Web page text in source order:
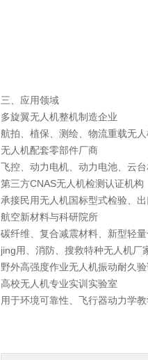
三、应用领域
多旋翼无人机整机制造企业
航拍、植保、测绘、物流重载无
无人机配套零部件厂商
飞控、动力电机、动力电池、云
第三方CNAS无人机检测认证机构
承接民用无人机国标型式检验、
航空新材料与科研院所
碳纤维、复合减震材料、新型轻
jing用、消防、搜救特种无人机厂
野外高强度作业无人机振动耐久
高校无人机专业实训实验室
用于环境可靠性、飞行器动力学